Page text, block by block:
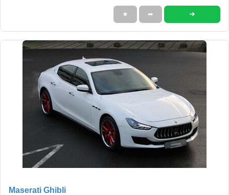
★ ➦ ➜
Maserati Ghibli